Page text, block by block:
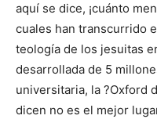
aquí se dice, ¡cuánto
cuales han transcurrido
teología de los jesuitas
desarrollada de 5
universitaria, la ?Oxford
dicen no es el mejor